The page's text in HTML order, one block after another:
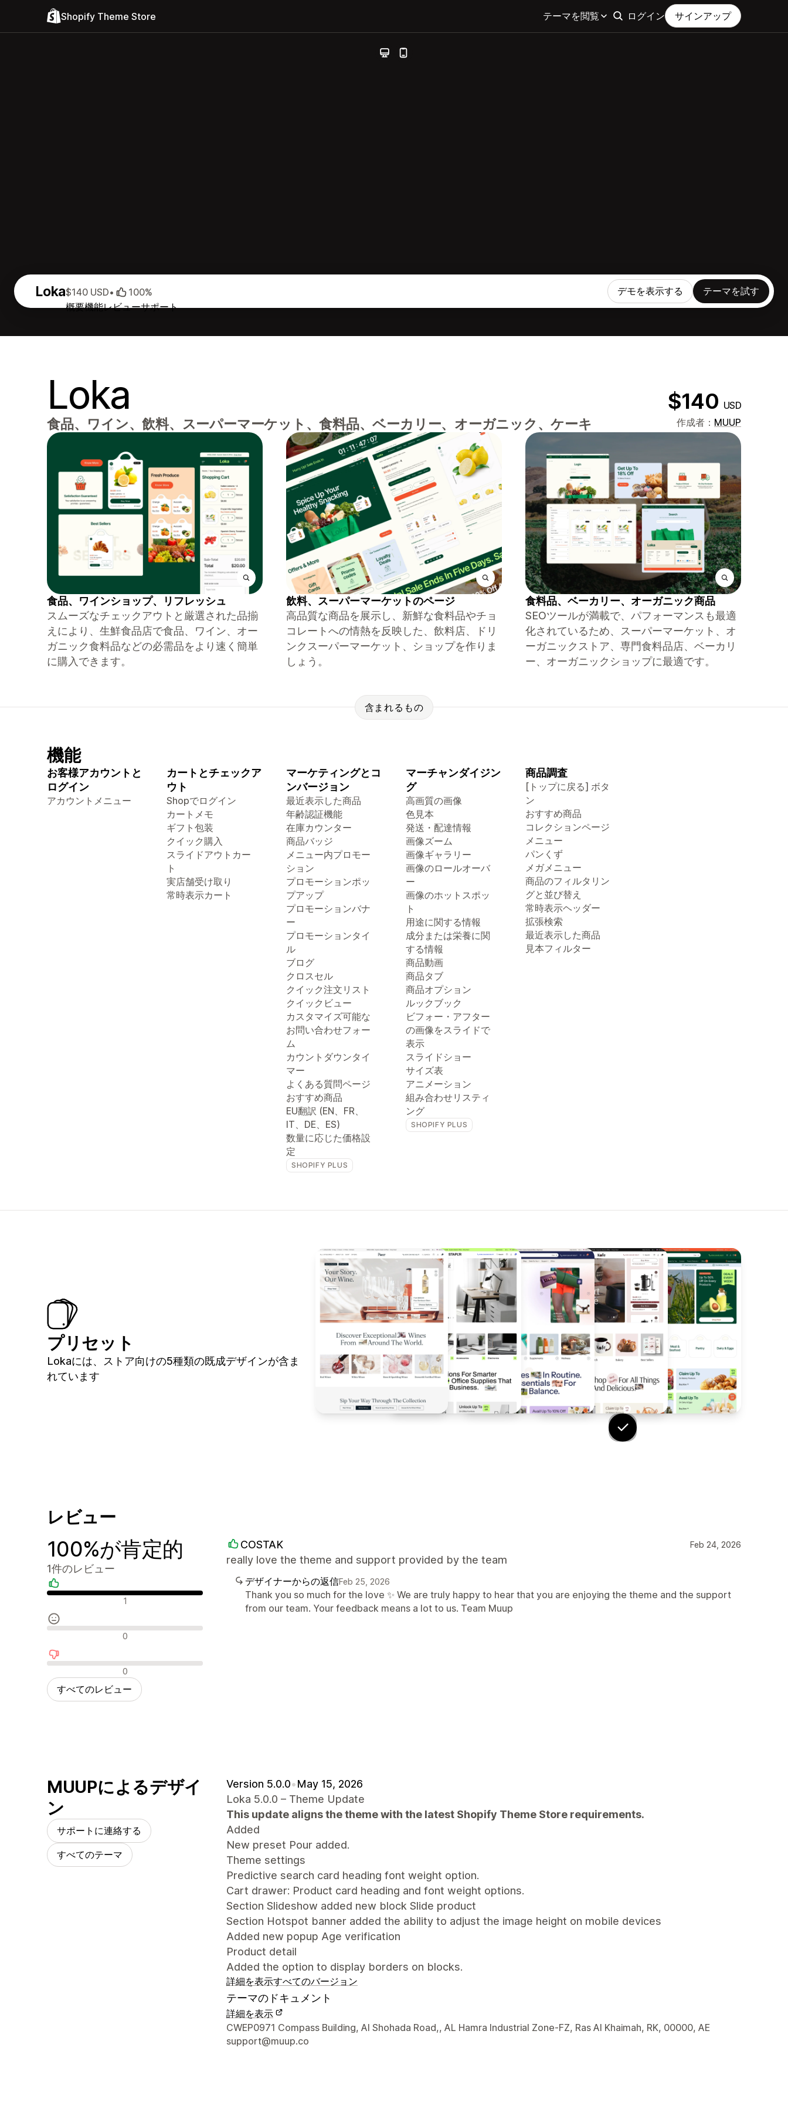
Shopify Theme Store テーマを閲覧 ログイン サインアップ
Loka
概要機能レビューサポート
$140 USD• 100% デモを表示する テーマを試す
Loka $140 USD
食品、ワイン、飲料、スーパーマーケット、食料品、ベーカリー、オーガニック、ケーキ 作成者： MUUP
食品、ワインショップ、リフレッシュ
スムーズなチェックアウトと厳選された品揃
えにより、生鮮食品店で食品、ワイン、オー
ガニック食料品などの必需品をより速く簡単
に購入できます。
飲料、スーパーマーケットのページ
高品質な商品を展示し、新鮮な食料品やチョ
コレートへの情熱を反映した、飲料店、ドリ
ンクスーパーマーケット、ショップを作りま
しょう。
食料品、ベーカリー、オーガニック商品
SEOツールが満載で、パフォーマンスも最適
化されているため、スーパーマーケット、オ
ーガニックストア、専門食料品店、ベーカリ
ー、オーガニックショップに最適です。
含まれるもの
機能
お客様アカウントと
ログイン
アカウントメニュー
カートとチェックア
ウト
Shopでログイン
カートメモ
ギフト包装
クイック購入
スライドアウトカー
ト
実店舗受け取り
常時表示カート
マーケティングとコ
ンバージョン
最近表示した商品
年齢認証機能
在庫カウンター
商品バッジ
メニュー内プロモー
ション
プロモーションポッ
プアップ
プロモーションバナ
ー
プロモーションタイ
ル
ブログ
クロスセル
クイック注文リスト
クイックビュー
カスタマイズ可能な
お問い合わせフォー
ム
カウントダウンタイ
マー
よくある質問ページ
おすすめ商品
EU翻訳 (EN、FR、
IT、DE、ES)
数量に応じた価格設
定
SHOPIFY PLUS
マーチャンダイジン
グ
高画質の画像
色見本
発送・配達情報
画像ズーム
画像ギャラリー
画像のロールオーバ
ー
画像のホットスポッ
ト
用途に関する情報
成分または栄養に関
する情報
商品動画
商品タブ
商品オプション
ルックブック
ビフォー・アフター
の画像をスライドで
表示
スライドショー
サイズ表
アニメーション
組み合わせリスティ
ング
SHOPIFY PLUS
商品調査
[トップに戻る] ボタ
ン
おすすめ商品
コレクションページ
メニュー
パンくず
メガメニュー
商品のフィルタリン
グと並び替え
常時表示ヘッダー
拡張検索
最近表示した商品
見本フィルター
プリセット
Lokaには、ストア向けの5種類の既成デザインが含ま
れています
レビュー
100%が肯定的
1件のレビュー
肯定的なレビュー 1
中間的なレビュー0
否定的なレビュー0
すべてのレビュー
COSTAK Feb 24, 2026
really love the theme and support provided by the team
デザイナーからの返信Feb 25, 2026
Thank you so much for the love ✨ We are truly happy to hear that you are enjoying the theme and the support
from our team. Your feedback means a lot to us. Team Muup
MUUPによるデザイ
ン
サポートに連絡する
すべてのテーマ
Version 5.0.0•May 15, 2026
Loka 5.0.0 – Theme Update
This update aligns the theme with the latest Shopify Theme Store requirements.
Added
New preset Pour added.
Theme settings
Predictive search card heading font weight option.
Cart drawer: Product card heading and font weight options.
Section Slideshow added new block Slide product
Section Hotspot banner added the ability to adjust the image height on mobile devices
Added new popup Age verification
Product detail
Added the option to display borders on blocks.
詳細を表示すべてのバージョン
テーマのドキュメント
詳細を表示
デザイナーの連絡先情報
CWEP0971 Compass Building, Al Shohada Road,, AL Hamra Industrial Zone-FZ, Ras Al Khaimah, RK, 00000, AE
support@muup.co